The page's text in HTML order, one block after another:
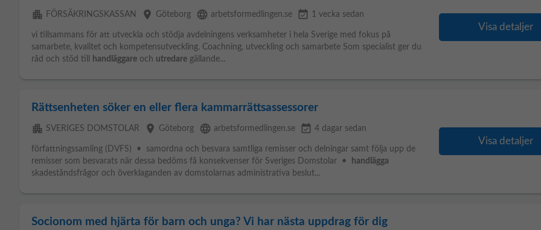
apartment FÖRSÄKRINGSKASSAN place Göteborg language arbetsformedlingen.se event_available 1 vecka sedan
vi tillsammans för att utveckla och stödja avdelningens verksamheter i hela Sverige med fokus på
samarbete, kvalitet och kompetensutveckling. Coachning, utveckling och samarbete Som specialist ger du
råd och stöd till
handläggare och utredare gällande...
Visa detaljer
Rättsenheten söker en eller flera kammarrättsassessorer
apartment SVERIGES DOMSTOLAR place Göteborg language arbetsformedlingen.se event_available 4 dagar sedan
författningssamling (DVFS) • samordna och besvara samtliga remisser och delningar samt följa upp de
remisser som besvarats när dessa bedöms få konsekvenser för Sveriges Domstolar •
handlägga
skadeståndsfrågor och överklaganden av domstolarnas administrativa beslut...
Visa detaljer
Socionom med hjärta för barn och unga? Vi har nästa uppdrag för dig